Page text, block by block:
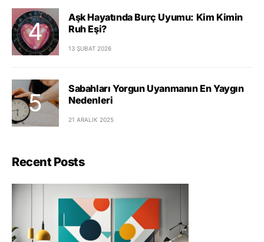
Aşk Hayatında Burç Uyumu: Kim Kimin
Ruh Eşi?
13 ŞUBAT 2026
Sabahları Yorgun Uyanmanın En Yaygın
Nedenleri
21 ARALIK 2025
Recent Posts